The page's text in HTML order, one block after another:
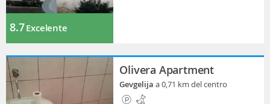
8.7Excelente
Olivera Apartment
Gevgelijaa 0,71 km del centro